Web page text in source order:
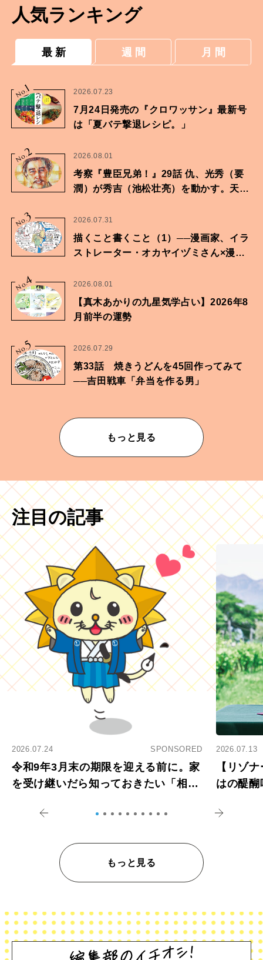
人気ランキング
最 新 週 間 月 間
No.
1 2026.07.23
7月24日発売の『クロワッサン』最新号
は「夏バテ撃退レシピ。」
No.2 2026.08.01
考察『豊臣兄弟！』29話 仇、光秀（要
潤）が秀吉（池松壮亮）を動かす。天下
No.
3 2026.07.31
描くこと書くこと（1）──漫画家、イラ
ストレーター・オカヤイヅミさん×漫画
No.
4 2026.08.01
【真木あかりの九星気学占い】2026年8
月前半の運勢
No.
5 2026.07.29
第33話 焼きうどんを45回作ってみて
──吉田戦車「弁当を作る男」
もっと見る
注目の記事
2026.07.24 SPONSORED
令和9年3月末の期限を迎える前に。家
を受け継いだら知っておきたい「相続
2026.07.13
【リゾ
はの醍
もっと見る